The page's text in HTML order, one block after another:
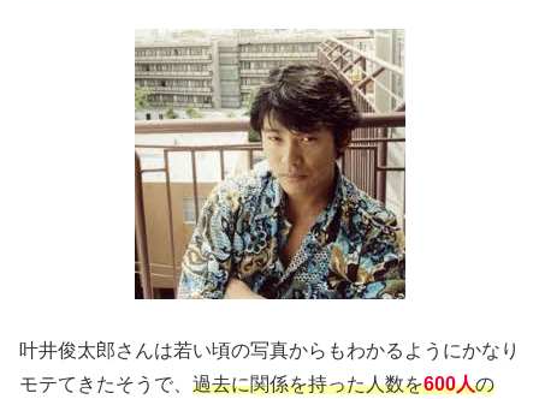
叶井俊太郎さんは若い頃の写真からもわかるようにかなり
モテてきたそうで、 過去に関係を持った人数を600人の